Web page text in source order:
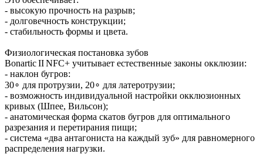
- высокую прочность на разрыв;
- долговечность конструкции;
- стабильность формы и цвета.
Физиологическая постановка зубов
Bonartic II NFC+ учитывает естественные законы окклюзии:
- наклон бугров:
30∘ для протрузии, 20∘ для латеротрузии;
- возможность индивидуальной настройки окклюзионных
кривых (Шпее, Вильсон);
- анатомическая форма скатов бугров для оптимального
разрезания и перетирания пищи;
- система «два антагониста на каждый зуб» для равномерного
распределения нагрузки.